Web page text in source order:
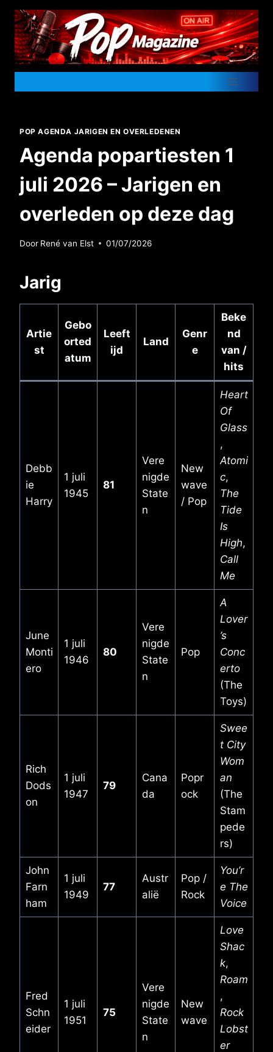
Doorgaan
naar
inhoud
POP AGENDA JARIGEN EN OVERLEDENEN
Agenda popartiesten 1
juli 2026 – Jarigen en
overleden op deze dag
Door René van Elst 01/07/2026
Jarig
Artie
st
Gebo
orted
atum
Leeft
ijd
Land
Genr
e
Beke
nd
van /
hits
Debb
ie
Harry
1 juli
1945
81
Vere
nigde
State
n
New
wave
/ Pop
Heart
Of
Glass
,
Atomi
c,
The
Tide
Is
High,
Call
Me
June
Monti
ero
1 juli
1946
80
Vere
nigde
State
n
Pop
A
Lover
’s
Conc
erto
(The
Toys)
Rich
Dods
on
1 juli
1947
79
Cana
da
Popr
ock
Swee
t City
Wom
an
(The
Stam
pede
rs)
John
Farn
ham
1 juli
1949
77
Austr
alië
Pop /
Rock
You’r
e The
Voice
Fred
Schn
eider
1 juli
1951
75
Vere
nigde
State
n
New
wave
Love
Shac
k,
Roam
,
Rock
Lobst
er